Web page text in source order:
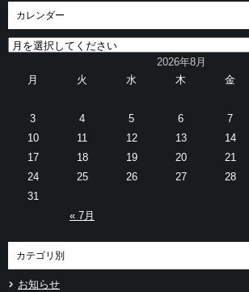
カレンダー
2026年8月
月
火 水 木 金
« 7月
3
4 5 6 7
10
11 12 13 14
17
18 19 20 21
24
25 26 27 28
31
カテゴリ別
お知らせ